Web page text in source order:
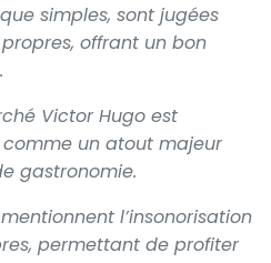
simples, sont jugées
offrant un bon
Victor Hugo est
un atout majeur
gastronomie.
l’insonorisation
permettant de profiter